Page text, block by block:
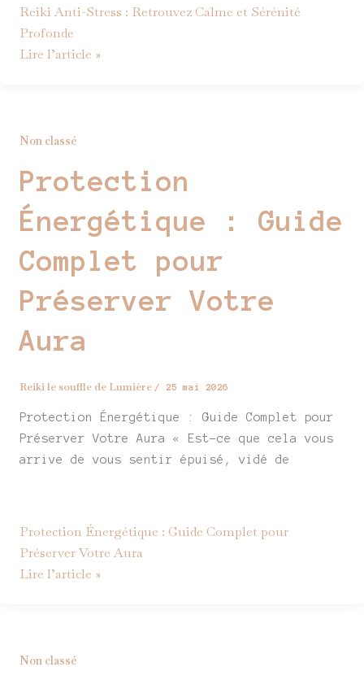
Reiki Anti-Stress : Retrouvez Calme et Sérénité
Profonde
Lire l’article »
Non classé
Protection
Énergétique : Guide
Complet pour
Préserver Votre
Aura
Reiki le souffle de Lumière / 25 mai 2026
Protection Énergétique : Guide Complet pour
Préserver Votre Aura « Est-ce que cela vous
arrive de vous sentir épuisé, vidé de
Protection Énergétique : Guide Complet pour
Préserver Votre Aura
Lire l’article »
Non classé
Reiki